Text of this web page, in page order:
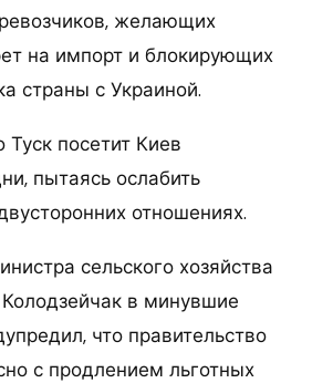
желающих
на импорт и блокирующих
страны с Украиной.
посетит Киев
пытаясь ослабить
отношениях.
сельского хозяйства
в минувшие
что правительство
с продлением льготных